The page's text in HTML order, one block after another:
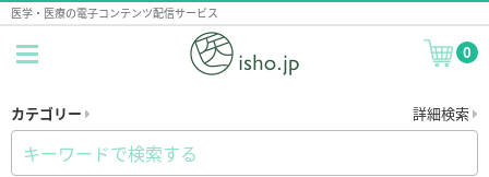
医学・医療の電子コンテンツ配信サービス
0
カテゴリー 詳細検索